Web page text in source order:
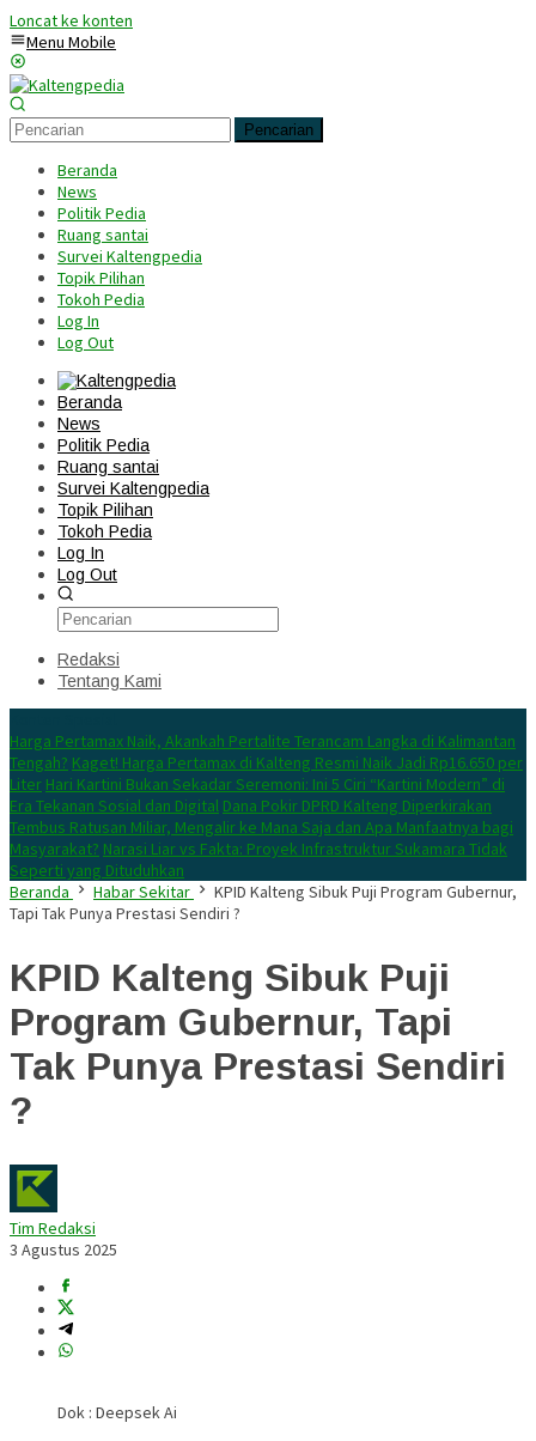
Loncat ke konten
Menu Mobile
Pencarian
Beranda
News
Politik Pedia
Ruang santai
Survei Kaltengpedia
Topik Pilihan
Tokoh Pedia
Log In
Log Out
Beranda
News
Politik Pedia
Ruang santai
Survei Kaltengpedia
Topik Pilihan
Tokoh Pedia
Log In
Log Out
Redaksi
Tentang Kami
Harga Pertamax Naik, Akankah Pertalite Terancam Langka di Kalimantan
Tengah? Kaget! Harga Pertamax di Kalteng Resmi Naik Jadi Rp16.650 per
Liter Hari Kartini Bukan Sekadar Seremoni: Ini 5 Ciri “Kartini Modern” di
Era Tekanan Sosial dan Digital Dana Pokir DPRD Kalteng Diperkirakan
Tembus Ratusan Miliar, Mengalir ke Mana Saja dan Apa Manfaatnya bagi
Masyarakat? Narasi Liar vs Fakta: Proyek Infrastruktur Sukamara Tidak
Seperti yang Dituduhkan
Beranda
Habar Sekitar
KPID Kalteng Sibuk Puji Program Gubernur,
Tapi Tak Punya Prestasi Sendiri ?
KPID Kalteng Sibuk Puji
Program Gubernur, Tapi
Tak Punya Prestasi Sendiri
?
Tim Redaksi
3 Agustus 2025
Dok : Deepsek Ai